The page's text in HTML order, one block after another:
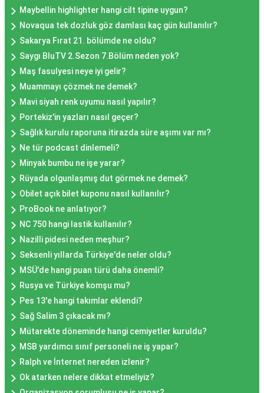
Maybellin highlighter hangi cilt tipine uygun?
Novaqua tek dozluk göz damlası kaç gün kullanılır?
Sakarya Fırat 21. bölümde ne oldu?
Saygı BluTV 2.Sezon 7.Bölüm neden yok?
Maş fasulyesi neye iyi gelir?
Muammayı çözmek ne demek?
Mavi siyah renk uyumu nasıl yapılır?
Portekiz'in yazları nasıl geçer?
Sağlık kurulu raporuna itirazda süre aşımı var mı?
Ne tür podcast dinlemeli?
Minyak bumbu ne işe yarar?
Rüyada olgunlaşmış dut görmek ne demek?
Obilet açık bilet kuponu nasıl kullanılır?
ProBook ne anlatıyor?
NC 750 hangi lastik kullanılır?
Nazilli pidesi neden meşhur?
Seksenli yıllarda Türkiye'de neler oldu?
MSÜ'de hangi puan türü daha önemli?
Rusya ve Türkiye komşu mu?
Pes 13'e hangi takımlar eklendi?
Sağ Salim 3 çıkacak mı?
Mütarekte döneminde hangi cemiyetler kuruldu?
MSB yardımcı sınıf personeli ne iş yapar?
Ralph ve İnternet nereden izlenir?
Ok atarken nelere dikkat etmeliyiz?